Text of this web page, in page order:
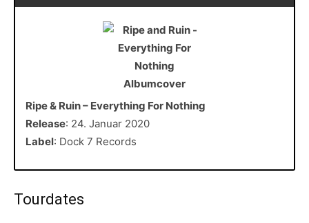
Ripe & Ruin – Everything For Nothing
Release: 24. Januar 2020
Label: Dock 7 Records
Tourdates